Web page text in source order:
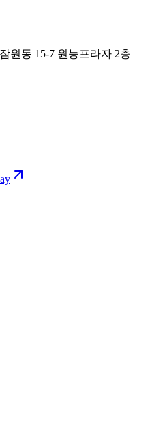
원동 15-7 원능프라자 2층